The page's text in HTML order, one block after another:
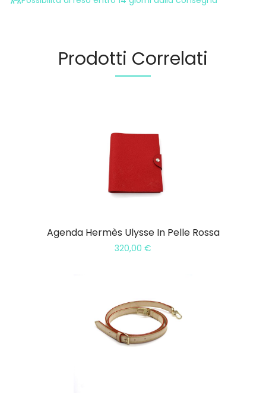
Prodotti Correlati
Agenda Hermès Ulysse In Pelle Rossa
320,00 €